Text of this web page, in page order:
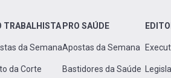
TRABALHISTA
da Semana
da Corte
PRO SAÚDE
Apostas da Semana
Bastidores da Saúde